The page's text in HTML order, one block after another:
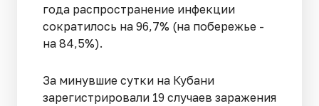
года распространение инфекции
сократилось на 96,7% (на побережье -
на 84,5%).
За минувшие сутки на Кубани
зарегистрировали 19 случаев заражения